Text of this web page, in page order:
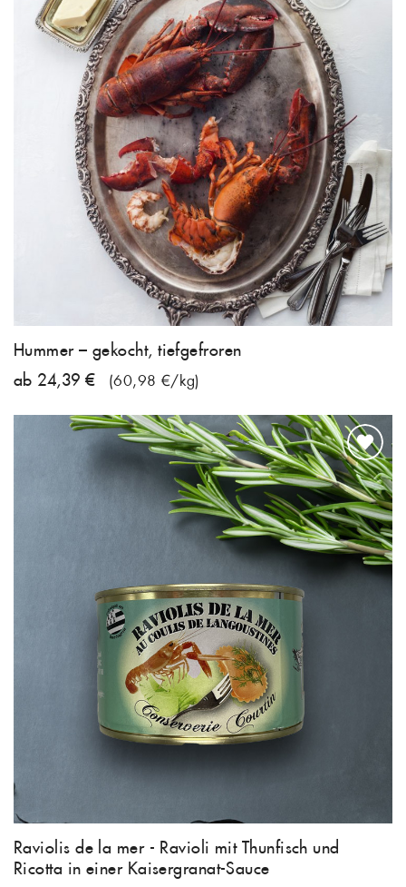
Hummer – gekocht, tiefgefroren
ab 24,39 €
(60,98 €/kg)
Raviolis de la mer - Ravioli mit Thunfisch und
Ricotta in einer Kaisergranat-Sauce